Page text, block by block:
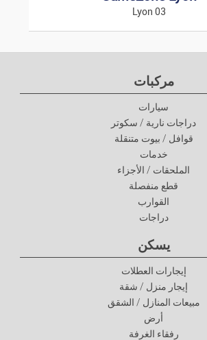
Lyon 03
مركبات
سيارات
دراجات نارية / سكوتر
قوافل / بيوت متنقلة
خدمات
الملحقات / الأجزاء
قطع منفصلة
القوارب
دراجات
يسكن
إيجارات العطلات
إيجار منزل / شقة
مبيعات المنازل / الشقق
أرض
رفقاء الغرفة